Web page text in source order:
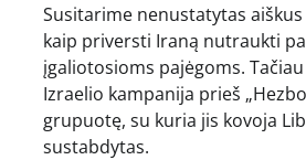
Susitarime nenustatytas
kaip priversti Iraną nutraukti
įgaliotosioms pajėgoms.
Izraelio kampanija prieš
grupuotę, su kuria jis kovoja
sustabdytas.